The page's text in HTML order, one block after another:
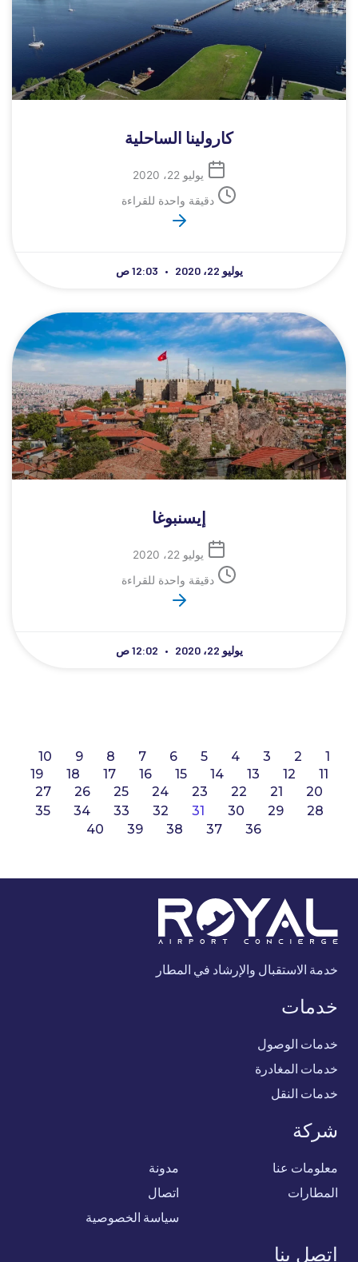
كارولينا الساحلية
يوليو 22، 2020
دقيقة واحدة للقراءة
يوليو 22، 2020
إيسنبوغا
يوليو 22، 2020
دقيقة واحدة للقراءة
يوليو 22، 2020
1
2
3
4
5
6
7
8
9
10
11
12
13
14
15
16
17
18
19
20
21
22
23
24
25
26
27
28
29
30
31
32
33
34
35
36
37
38
39
40
خدمة الاستقبال والإرشاد في المطار
خدمات
خدمات الوصول
خدمات المغادرة
خدمات النقل
شركة
معلومات عنا
المطارات
مدونة
اتصال
سياسة الخصوصية
اتصل بنا